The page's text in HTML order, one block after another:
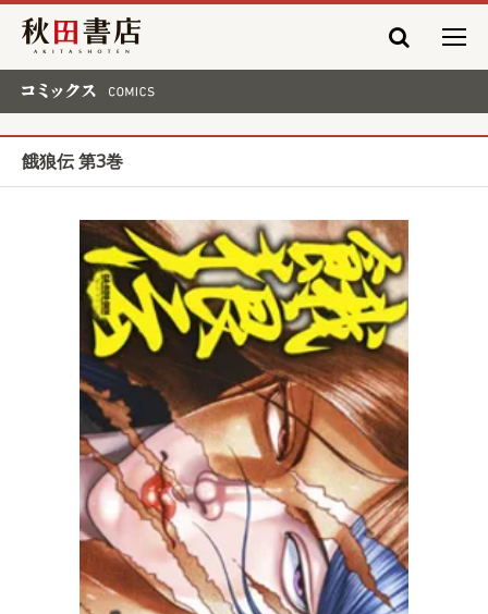
秋田書店
餓狼伝 第3巻